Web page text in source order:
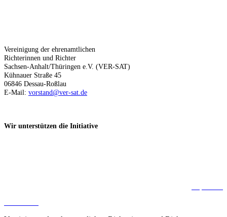
Vereinigung der ehrenamtlichen
Richterinnen und Richter
Sachsen-Anhalt/Thüringen e.V. (VER-SAT)
Kühnauer Straße 45
06846 Dessau-Roßlau
E-Mail: vorstand@ver-sat.de
Wir unterstützen die Initiative